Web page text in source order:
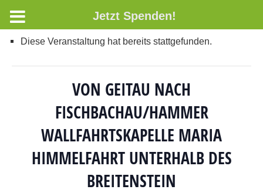
Diese Veranstaltung hat bereits stattgefunden.
VON GEITAU NACH
FISCHBACHAU/HAMMER
WALLFAHRTSKAPELLE MARIA
HIMMELFAHRT UNTERHALB DES
BREITENSTEIN
Jetzt Spenden!